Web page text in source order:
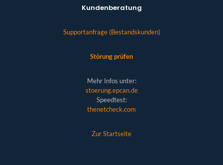
Kundenberatung
Supportanfrage (Bestandskunden)
Störung prüfen
Mehr Infos unter:
stoerung.epcan.de
Speedtest:
thenetcheck.com
Zur Startseite